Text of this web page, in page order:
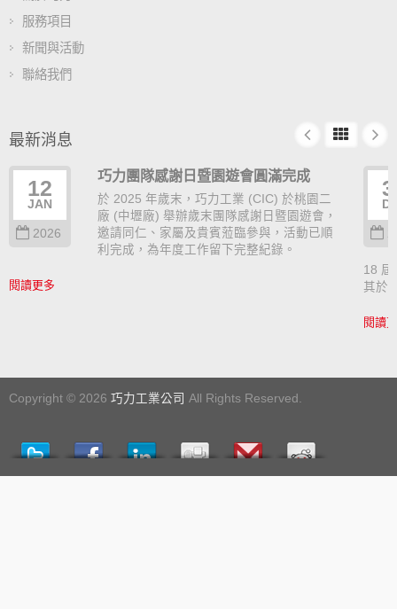
服務項目
新聞與活動
聯絡我們
最新消息
12
JAN
2026
巧力團隊感謝日暨園遊會圓滿完成
於 2025 年歲末，巧力工業 (CIC) 於桃園二
廠 (中壢廠) 舉辦歲末團隊感謝日暨園遊會，
邀請同仁、家屬及貴賓蒞臨參與，活動已順
利完成，為年度工作留下完整紀錄。
閱讀更多
18 屆
其於
閱讀
Copyright © 2026 巧力工業公司 All Rights Reserved.